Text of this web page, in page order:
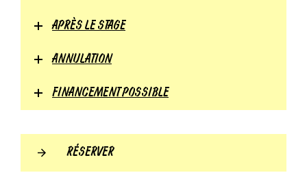
APRÈS LE STAGE
ANNULATION
FINANCEMENT POSSIBLE
RÉSERVER